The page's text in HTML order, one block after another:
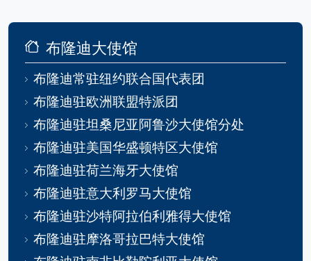
布隆迪大使馆
布隆迪常驻纽约联合国代表团
布隆迪驻欧洲联盟特派团
布隆迪驻坦桑尼亚阿鲁沙大使馆分处
布隆迪驻美国华盛顿特区大使馆
布隆迪驻荷兰海牙大使馆
布隆迪驻意大利罗马大使馆
布隆迪驻沙特阿拉伯利雅得大使馆
布隆迪驻摩洛哥拉巴特大使馆